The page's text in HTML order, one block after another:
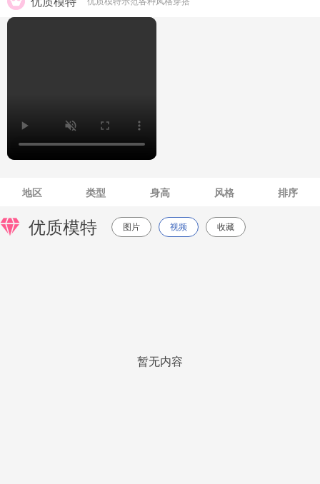
地区 类型 身高 风格 排序
优质模特 图片 视频 收藏
暂无内容